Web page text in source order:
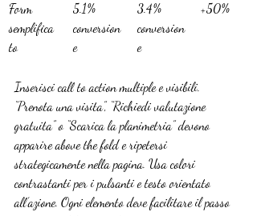
Form
semplifica
to
5.1%
conversion
e
3.4%
conversion
e
+50%
Inserisci call to action multiple e visibili.
“Prenota una visita”, “Richiedi valutazione
gratuita” o “Scarica la planimetria” devono
apparire above the fold e ripetersi
strategicamente nella pagina. Usa colori
contrastanti per i pulsanti e testo orientato
all’azione. Ogni elemento deve facilitare il passo